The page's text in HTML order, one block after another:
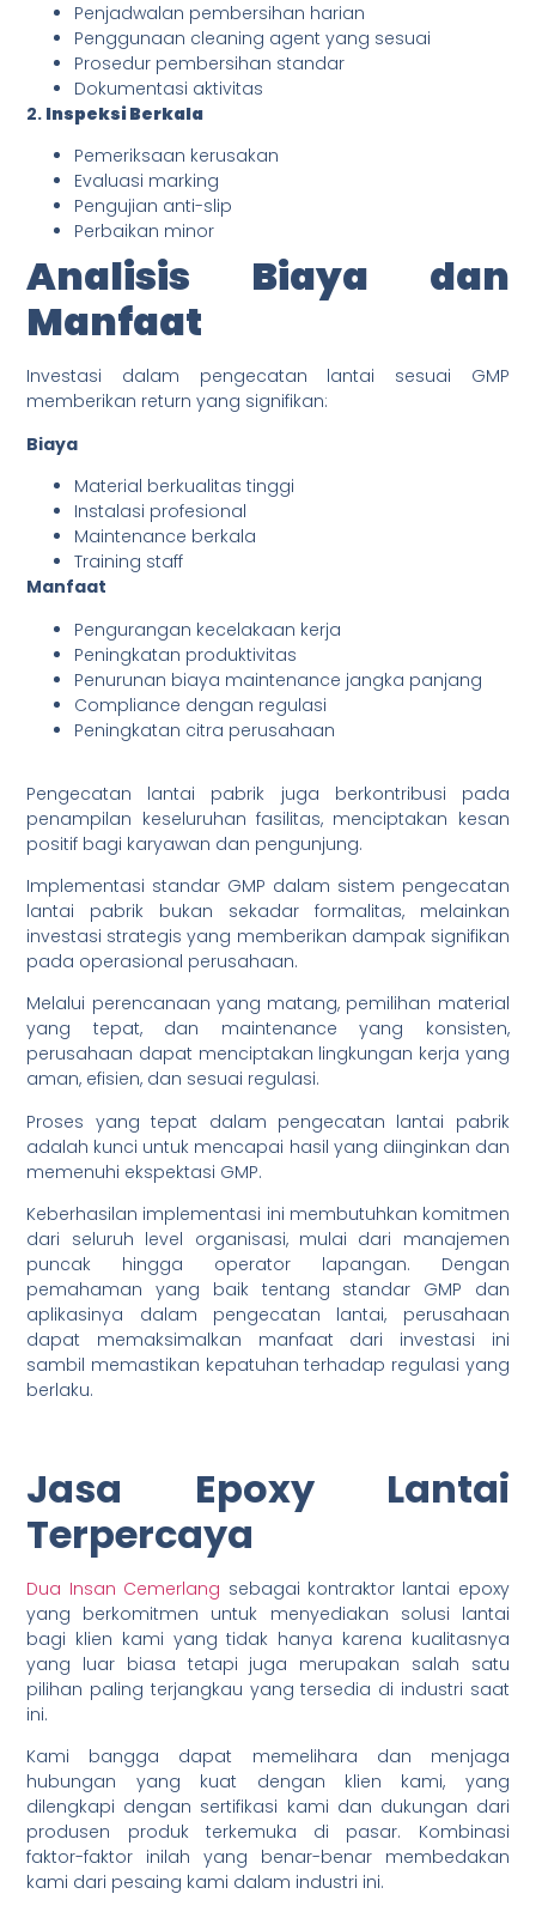
Penjadwalan pembersihan harian
Penggunaan cleaning agent yang sesuai
Prosedur pembersihan standar
Dokumentasi aktivitas
2. Inspeksi Berkala
Pemeriksaan kerusakan
Evaluasi marking
Pengujian anti-slip
Perbaikan minor
Analisis Biaya dan
Manfaat
Investasi dalam pengecatan lantai sesuai GMP
memberikan return yang signifikan:
Biaya
Material berkualitas tinggi
Instalasi profesional
Maintenance berkala
Training staff
Manfaat
Pengurangan kecelakaan kerja
Peningkatan produktivitas
Penurunan biaya maintenance jangka panjang
Compliance dengan regulasi
Peningkatan citra perusahaan
Pengecatan lantai pabrik juga berkontribusi pada
penampilan keseluruhan fasilitas, menciptakan kesan
positif bagi karyawan dan pengunjung.
Implementasi standar GMP dalam sistem pengecatan
lantai pabrik bukan sekadar formalitas, melainkan
investasi strategis yang memberikan dampak signifikan
pada operasional perusahaan.
Melalui perencanaan yang matang, pemilihan material
yang tepat, dan maintenance yang konsisten,
perusahaan dapat menciptakan lingkungan kerja yang
aman, efisien, dan sesuai regulasi.
Proses yang tepat dalam pengecatan lantai pabrik
adalah kunci untuk mencapai hasil yang diinginkan dan
memenuhi ekspektasi GMP.
Keberhasilan implementasi ini membutuhkan komitmen
dari seluruh level organisasi, mulai dari manajemen
puncak hingga operator lapangan. Dengan
pemahaman yang baik tentang standar GMP dan
aplikasinya dalam pengecatan lantai, perusahaan
dapat memaksimalkan manfaat dari investasi ini
sambil memastikan kepatuhan terhadap regulasi yang
berlaku.
Jasa Epoxy Lantai
Terpercaya
Dua Insan Cemerlang sebagai kontraktor lantai epoxy
yang berkomitmen untuk menyediakan solusi lantai
bagi klien kami yang tidak hanya karena kualitasnya
yang luar biasa tetapi juga merupakan salah satu
pilihan paling terjangkau yang tersedia di industri saat
ini.
Kami bangga dapat memelihara dan menjaga
hubungan yang kuat dengan klien kami, yang
dilengkapi dengan sertifikasi kami dan dukungan dari
produsen produk terkemuka di pasar. Kombinasi
faktor-faktor inilah yang benar-benar membedakan
kami dari pesaing kami dalam industri ini.